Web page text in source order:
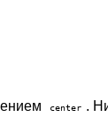
center .